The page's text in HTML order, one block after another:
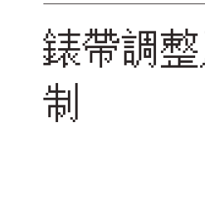
錶帶調
制